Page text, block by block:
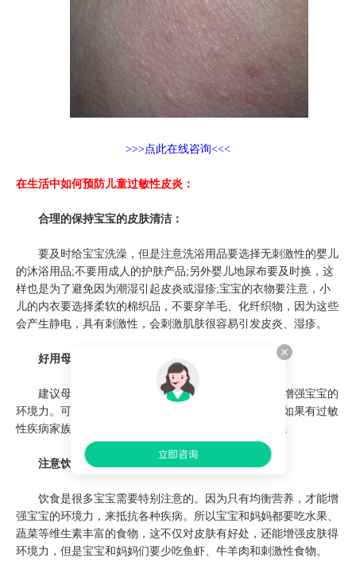
>>>点此在线咨询<<<
在生活中如何预防儿童过敏性皮炎：
合理的保持宝宝的皮肤清洁：
要及时给宝宝洗澡，但是注意洗浴用品要选择无刺激性的婴儿
的沐浴用品;不要用成人的护肤产品;另外婴儿地尿布要及时换，这
样也是为了避免因为潮湿引起皮炎或湿疹;宝宝的衣物要注意，小
儿的内衣要选择柔软的棉织品，不要穿羊毛、化纤织物，因为这些
会产生静电，具有刺激性，会刺激肌肤很容易引发皮炎、湿疹。
好用母乳喂养：
建议母乳喂养，因为母乳含有丰富的营养，而且会增强宝宝的
环境力。可以促进宝宝的健康生长。减少过敏的机会。如果有过敏
性疾病家族史的宝宝，以母乳哺育，发生皮炎的几率低。
注意饮食调理：
饮食是很多宝宝需要特别注意的。因为只有均衡营养，才能增
强宝宝的环境力，来抵抗各种疾病。所以宝宝和妈妈都要吃水果、
蔬菜等维生素丰富的食物，这不仅对皮肤有好处，还能增强皮肤得
环境力，但是宝宝和妈妈们要少吃鱼虾、牛羊肉和刺激性食物。